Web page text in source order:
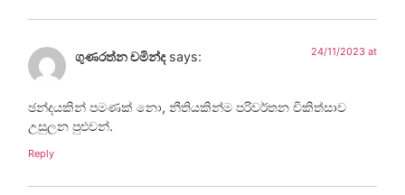
ගුණරත්න චමින්ද says: 24/11/2023 at
ඡන්දයකින් පමණක් නො, නීතියකින්ම පරිවර්තන චිකිත්සාව
උසුලන පුළුවන්.
Reply